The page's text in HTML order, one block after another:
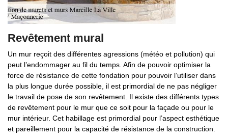
Revêtement mural
Un mur reçoit des différentes agressions (météo et pollution) qui
peut l’endommager au fil du temps. Afin de pouvoir optimiser la
force de résistance de cette fondation pour pouvoir l’utiliser dans
la plus longue durée possible, il est primordial de ne pas négliger
le travail de pose de son revêtement. Il existe des différents types
de revêtement pour le mur que ce soit pour la façade ou pour le
mur intérieur. Cet habillage est primordial pour l’aspect esthétique
et pareillement pour la capacité de résistance de la construction.